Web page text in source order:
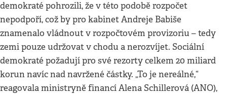
demokraté pohrozili, že v této podobě rozpočet
nepodpoří, což by pro kabinet Andreje Babiše
znamenalo vládnout v rozpočtovém provizoriu – tedy
zemi pouze udržovat v chodu a nerozvíjet. Sociální
demokraté požadují pro své rezorty celkem 20 miliard
korun navíc nad navržené částky. „To je nereálné,“
reagovala ministryně financí Alena Schillerová (ANO),